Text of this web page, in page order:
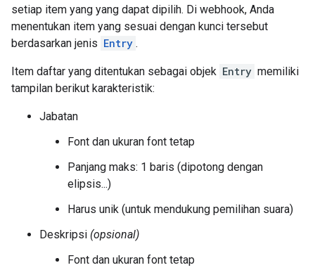
setiap item yang yang dapat dipilih. Di webhook, Anda
menentukan item yang sesuai dengan kunci tersebut
berdasarkan jenis Entry .
Item daftar yang ditentukan sebagai objek Entry memiliki
tampilan berikut karakteristik:
Jabatan
Font dan ukuran font tetap
Panjang maks: 1 baris (dipotong dengan
elipsis...)
Harus unik (untuk mendukung pemilihan suara)
Deskripsi (opsional)
Font dan ukuran font tetap